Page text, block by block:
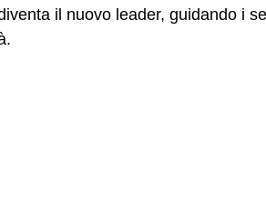
il nuovo leader, guidando i